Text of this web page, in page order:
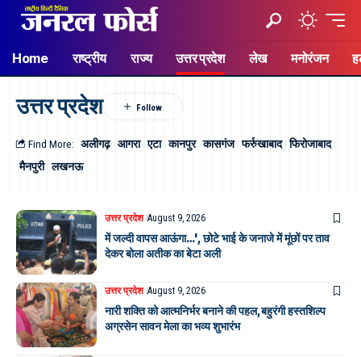
Home राष्ट्रीय राज्य उत्तर प्रदेश लेख मनोरंजन
उत्तर प्रदेश
Find More: अलीगढ़ आगरा एटा कानपुर कासगंज फर्रुखाबाद फिरोजाबाद
मैनपुरी लखनऊ
उत्तर प्रदेश August 9, 2026
में जल्दी वापस आऊंगा…', छोटे भाई के जनाजे में मूंछों पर ताव
देकर बोला अतीक का बेटा अली
उत्तर प्रदेश August 9, 2026
नारी शक्ति को आत्मनिर्भर बनाने की पहल,बहुरंगी हस्तशिल्प
अग्रसेन सावन मेला का भव्य शुभारंभ